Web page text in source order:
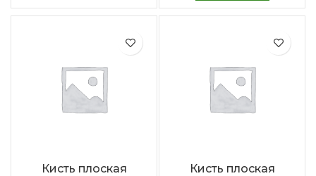
Кисть плоская
Кисть плоская